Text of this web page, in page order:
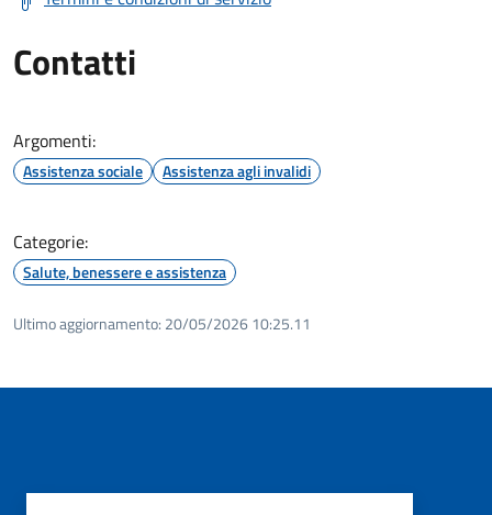
Contatti
Argomenti:
Assistenza sociale Assistenza agli invalidi
Categorie:
Salute, benessere e assistenza
Ultimo aggiornamento: 20/05/2026 10:25.11